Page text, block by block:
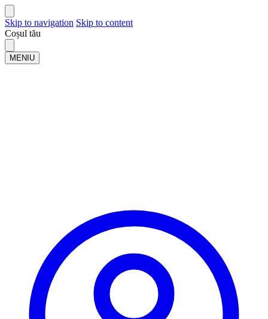
Skip to navigation Skip to content
Coșul tău
MENIU